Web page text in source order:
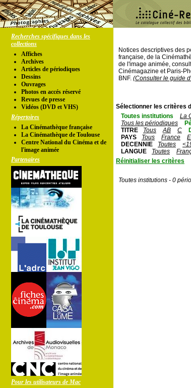
Recherches spécifiques dans les
collections
Affiches
Archives
Articles de périodiques
Dessins
Ouvrages
Photos en accés réservé
Revues de presse
Vidéos (DVD et VHS)
Répertoires
La Cinémathèque française
La Cinémathèque de Toulouse
Centre National du Cinéma et de
l'image animée
Partenaires
Pour les utilisateurs de Mac
Notices descriptives des
française, de la
de l'image animée,
Cinémagazine et Paris-
BNF. (Consulter le guide
Sélectionner les critères
Toutes institutions
La
Tous les périodiques
TITRE
Tous AB C
PAYS
Tous France
DECENNIE
Toutes
LANGUE
Toutes
Réinitialiser les critères
Toutes institutions - 0